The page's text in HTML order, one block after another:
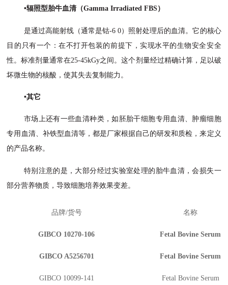
•辐照型胎牛血清（Gamma Irradiated FBS）
是通过高能射线（通常是钴-6 0）照射处理后的血清。它的核心
目的只有一个：在不打开包装的前提下，实现水平的生物安全安全
性。标准剂量通常在25-45kGy之间。这个剂量经过精确计算，足以破
坏微生物的核酸，使其失去复制能力。
•其它
市场上还有一些血清种类，如胚胎干细胞专用血清、肿瘤细胞
专用血清、补铁型血清等，都是厂家根据自己的研发和质检，来定义
的产品名称。
特别注意的是，大部分经过实验室处理的胎牛血清，会损失一
部分营养物质，导致细胞培养效果变差。
品牌/货号 名称
GIBCO 10270-106 Fetal Bovine Serum
GIBCO A5256701 Fetal Bovine Serum
GIBCO 10099-141 Fetal Bovine Serum